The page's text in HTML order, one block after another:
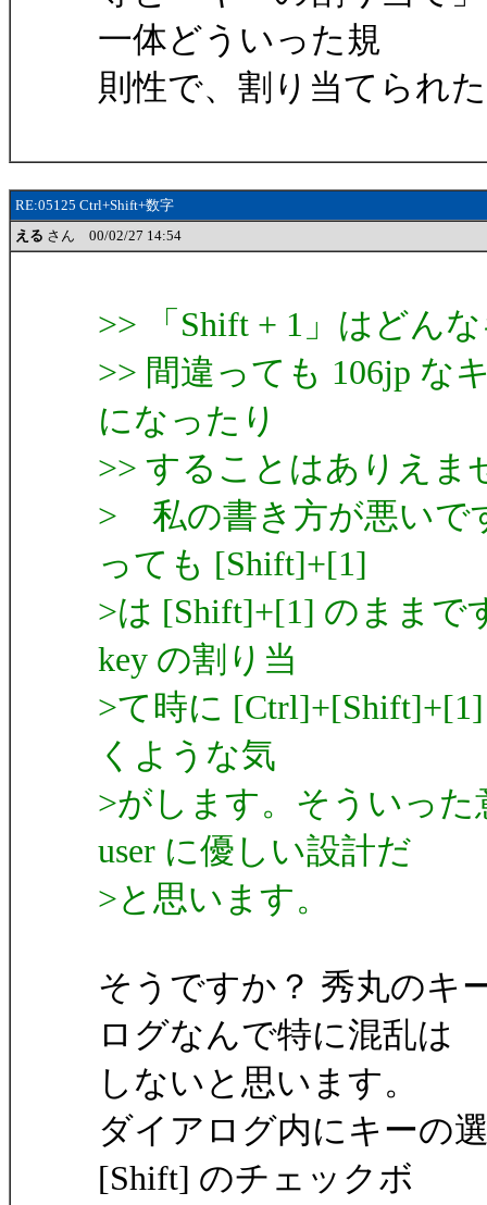
一体どういった規
則性で、割り当てられ
RE:05125 Ctrl+Shift+数字
える さん 00/02/27 14:54
>> 「Shift + 1」はどん
>> 間違っても 106jp な
になったり
>> することはありえま
> 私の書き方が悪いで
っても [Shift]+[1]
>は [Shift]+[1] のままで
key の割り当
>て時に
くような気
>がします。そういっ
user に優しい設計だ
>と思います。
そうですか？ 秀丸のキ
ログなんで特に混乱は
しないと思います。
ダイアログ内にキーの
[Shift] のチェックボ